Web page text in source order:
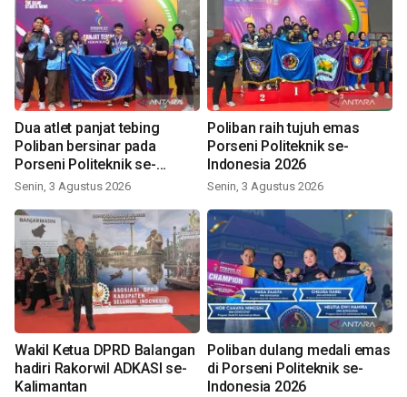
Dua atlet panjat tebing
Poliban bersinar pada
Porseni Politeknik se-
Indonesia 2026
Senin, 3 Agustus 2026
Poliban raih tujuh emas
Porseni Politeknik se-
Indonesia 2026
Senin, 3 Agustus 2026
Wakil Ketua DPRD Balangan
hadiri Rakorwil ADKASI se-
Kalimantan
Poliban dulang medali emas
di Porseni Politeknik se-
Indonesia 2026